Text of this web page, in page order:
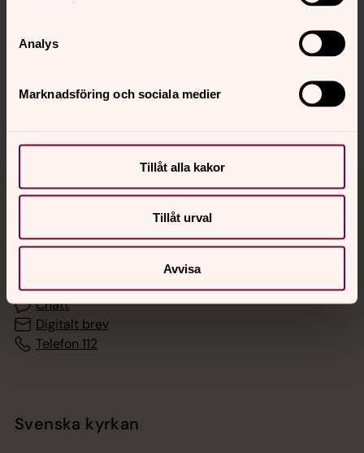
Analys
Marknadsföring och sociala medier
Tillåt alla kakor
Tillåt urval
Avvisa
Jourhavande präst
Akut samtals- och krisstöd. Prata eller chatta anonymt
Chatt
Digitalt brev
Telefon 112
Svenska kyrkan